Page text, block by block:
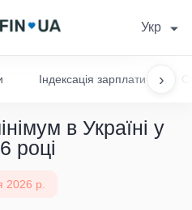
Укр
›
Індексація зарплати
в Україні у
році
2026 р.